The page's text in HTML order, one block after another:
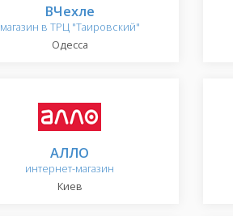
ВЧехле
магазин в ТРЦ "Таировский"
Одесса
АЛЛО
интернет-магазин
Киев